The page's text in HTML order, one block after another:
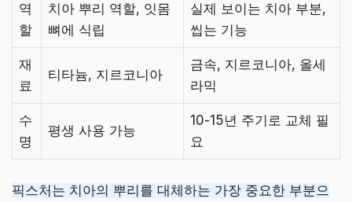
역
할
치아 뿌리 역할, 잇몸
뼈에 식립
실제 보이는 치아 부분,
씹는 기능
재
료
티타늄, 지르코니아
금속, 지르코니아, 올세
라믹
수
명
평생 사용 가능
10-15년 주기로 교체 필
요
픽스처는 치아의 뿌리를 대체하는 가장 중요한 부분으